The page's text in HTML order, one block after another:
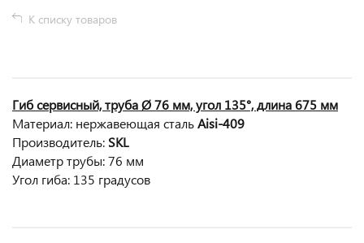
К списку товаров
Гиб сервисный, труба Ø 76 мм, угол 135°, длина 675 мм
Материал: нержавеющая стальAisi-409
Производитель: SKL
Диаметр трубы: 76 мм
Угол гиба: 135 градусов